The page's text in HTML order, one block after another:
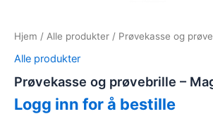
Hjem / Alle produkter / Prøvekasse og
Alle produkter
Prøvekasse og prøvebrille –
Logg inn for å bestille